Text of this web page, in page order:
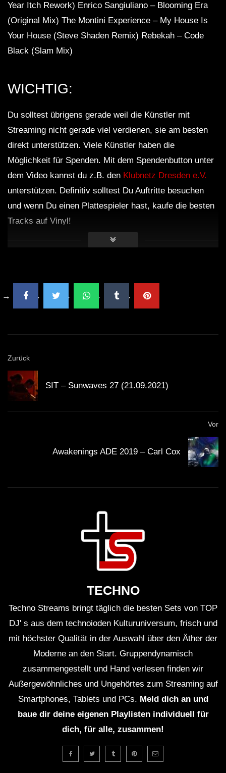
Year Itch Rework) Enrico Sangiuliano – Blooming Era
(Original Mix) The Montini Experience – My House Is
Your House (Steve Shaden Remix) Rebekah – Code
Black (Slam Mix)
WICHTIG:
Du solltest übrigens gerade weil die Künstler mit
Streaming nicht gerade viel verdienen, sie am besten
direkt unterstützen. Viele Künstler haben die
Möglichkeit für Spenden. Mit dem Spendenbutton unter
dem Video kannst du z.B. den Klubnetz Dresden e.V.
unterstützen. Definitiv solltest Du Auftritte besuchen
und wenn Du einen Plattespieler hast, kaufe die besten
Tracks auf Vinyl!
Zurück
SIT – Sunwaves 27 (21.09.2021)
Vor
Awakenings ADE 2019 – Carl Cox
TECHNO
Techno Streams bringt täglich die besten Sets von TOP
DJ' s aus dem technoioden Kulturuniversum, frisch und
mit höchster Qualität in der Auswahl über den Äther der
Moderne an den Start. Gruppendynamisch
zusammengestellt und Hand verlesen finden wir
Außergewöhnliches und Ungehörtes zum Streaming auf
Smartphones, Tablets und PCs. Meld dich an und
baue dir deine eigenen Playlisten individuell für
dich, für alle, zusammen!